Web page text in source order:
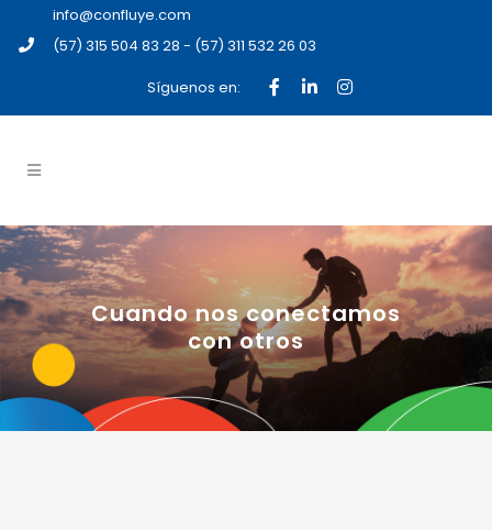
info@confluye.com
(57) 315 504 83 28 - (57) 311 532 26 03
Síguenos en:
Cuando nos conectamos
con otros